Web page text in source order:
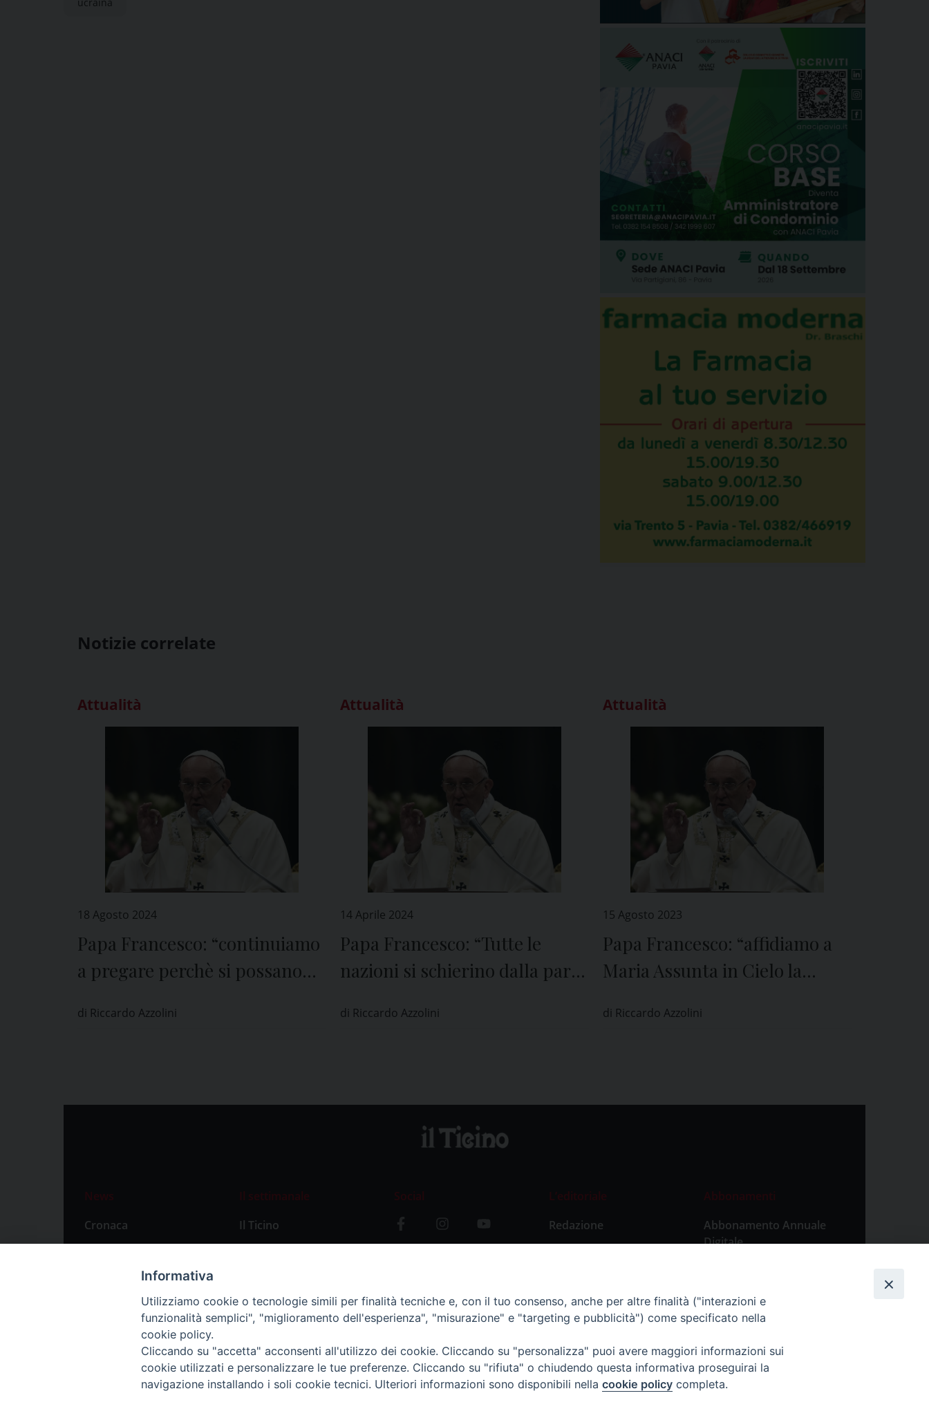
Notizie correlate
Attualità
18 Agosto 2024
Papa Francesco: “continuiamo
a pregare perchè si possano
di Riccardo Azzolini
Attualità
14 Aprile 2024
Papa Francesco: “Tutte le
nazioni si schierino dalla parte
israeliani e i palestinesi a
di Riccardo Azzolini
Attualità
15 Agosto 2023
Papa Francesco: “affidiamo a
Maria Assunta in Cielo la
Ucraina e in tutte le regioni
di Riccardo Azzolini
News
Cronaca
Attualità
Primo Piano
Il settimanale
Il Ticino
Abbonamenti
Social
L’editoriale
Redazione
Storia
Abbonamenti
Abbonamento Annuale
Digitale
Abbonamento Singola
Copia Digitale
Informativa
Utilizziamo cookie o tecnologie simili per finalità tecniche e, con il tuo consenso, anche per altre finalità ("interazioni e
funzionalità semplici", "miglioramento dell'esperienza", "misurazione" e "targeting e pubblicità") come specificato nella
cookie policy.
Cliccando su "accetta" acconsenti all'utilizzo dei cookie. Cliccando su "personalizza" puoi avere maggiori informazioni sui
cookie utilizzati e personalizzare le tue preferenze. Cliccando su "rifiuta" o chiudendo questa informativa proseguirai la
navigazione installando i soli cookie tecnici. Ulteriori informazioni sono disponibili nella cookie policy completa.